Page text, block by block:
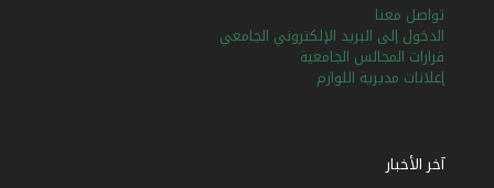
تواصل معنا
الدخول إلى البريد الإلكتروني الجامعي
قرارات المجالس الجامعية
إعلانات مديرية اللوازم
آخر الأخبار